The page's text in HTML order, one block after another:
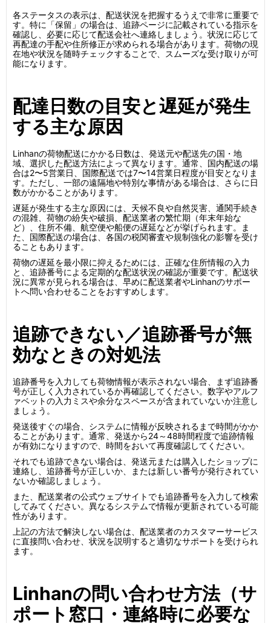
各ステータスの表示は、配送状況を把握するうえで非常に重要で
す。特に「保留」の場合は、追跡ページに記載されている指示を
確認し、必要に応じて配送会社へ連絡しましょう。状況に応じて
再配達の手配や住所修正が求められる場合があります。荷物の現
在地や状況を随時チェックすることで、スムーズな受け取りが可
能になります。
配達日数の目安と遅延が発生
する主な原因
Linhanの荷物配送にかかる日数は、発送元や配送先の国・地
域、選択した配送方法によって異なります。通常、国内配送の場
合は2〜5営業日、国際配送では7〜14営業日程度が目安となりま
す。ただし、一部の遠隔地や特別な事情がある場合は、さらに日
数がかかることがあります。
遅延が発生する主な原因には、天候不良や自然災害、通関手続き
の混雑、荷物の紛失や破損、配送業者の繁忙期（年末年始な
ど）、住所不備、航空便や船便の遅延などが挙げられます。ま
た、国際配送の場合は、各国の税関審査や規制強化の影響を受け
ることもあります。
荷物の遅延を最小限に抑えるためには、正確な住所情報の入力
と、追跡番号による定期的な配送状況の確認が重要です。配送状
況に異常が見られる場合は、早めに配送業者やLinhanのサポー
トへ問い合わせることをおすすめします。
追跡できない／追跡番号が無
効なときの対処法
追跡番号を入力しても荷物情報が表示されない場合、まず追跡番
号が正しく入力されているか再確認してください。数字やアルフ
ァベットの入力ミスや余分なスペースが含まれていないか注意し
ましょう。
発送後すぐの場合、システムに情報が反映されるまで時間がかか
ることがあります。通常、発送から24～48時間程度で追跡情報
が有効になりますので、時間をおいて再度確認してください。
それでも追跡できない場合は、発送元または購入したショップに
連絡し、追跡番号が正しいか、または新しい番号が発行されてい
ないか確認しましょう。
また、配送業者の公式ウェブサイトでも追跡番号を入力して検索
してみてください。異なるシステムで情報が更新されている可能
性があります。
上記の方法で解決しない場合は、配送業者のカスタマーサービス
に直接問い合わせ、状況を説明すると適切なサポートを受けられ
ます。
Linhanの問い合わせ方法（サ
ポート窓口・連絡時に必要な